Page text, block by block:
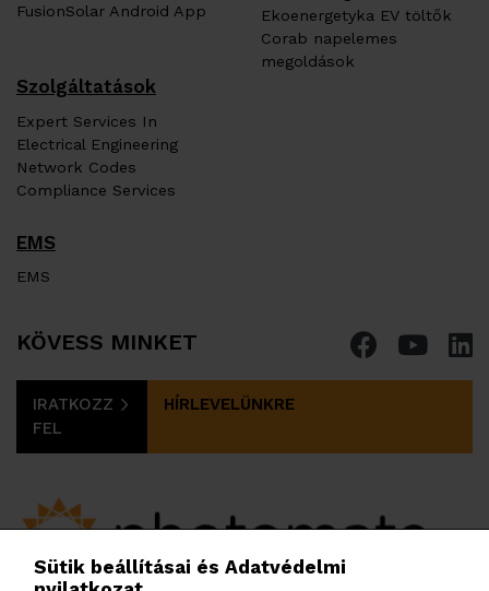
FusionSolar Android App
Ekoenergetyka EV töltők
Corab napelemes
megoldások
Szolgáltatások
Expert Services In
Electrical Engineering
Network Codes
Compliance Services
EMS
EMS
KÖVESS MINKET
IRATKOZZ
FEL
HÍRLEVELÜNKRE
Sütik beállításai és Adatvédelmi